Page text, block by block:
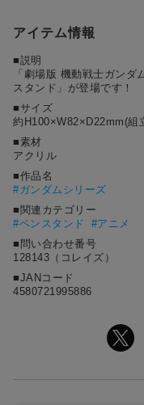
3位 #初音ミク シリーズ
アイテム情報
■説明
「劇場版 機動戦士ガン
スタンド」が登場です！
■サイズ
約H100×W82×D22mm(組
■素材
アクリル
■作品名
# ガンダムシリーズ
■関連カテゴリー
#ペンスタンド
#アニメ
■問い合わせ番号
128143（コレイズ）
■JANコード
4580721995886